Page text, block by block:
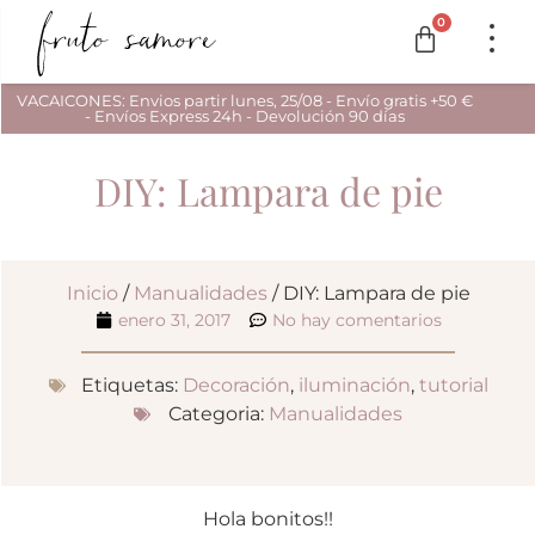
0
VACAICONES: Envios partir lunes, 25/08 - Envío gratis +50 €
- Envíos Express 24h - Devolución 90 días
DIY: Lampara de pie
Inicio/ Manualidades/ DIY: Lampara de pie
enero 31, 2017 No hay comentarios
Etiquetas: Decoración, iluminación, tutorial
Categoria: Manualidades
Hola bonitos!!